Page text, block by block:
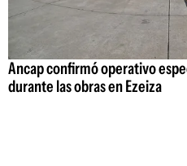
Ancap confirmó operativo
durante las obras en Ezeiza